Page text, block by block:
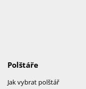
Polštáře
Jak vybrat polštář